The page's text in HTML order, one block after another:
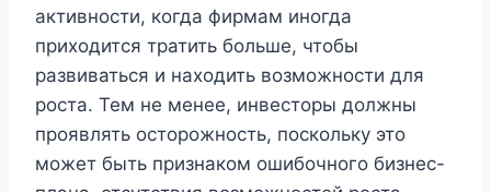
активности, когда фирмам иногда
приходится тратить больше, чтобы
развиваться и находить возможности для
роста. Тем не менее, инвесторы должны
проявлять осторожность, поскольку это
может быть признаком ошибочного бизнес-